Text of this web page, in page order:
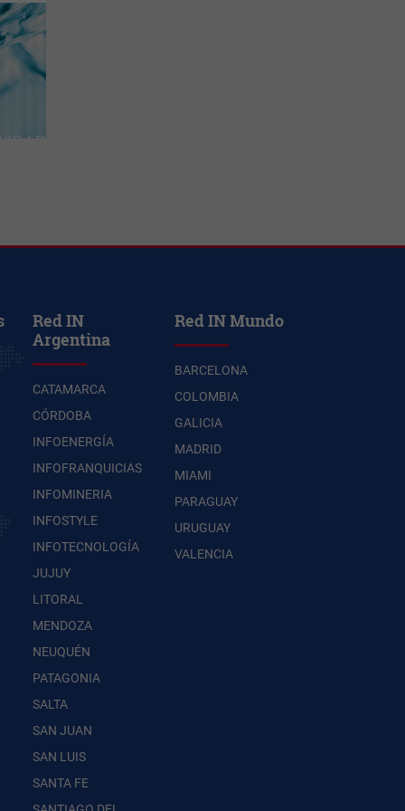
Red IN
Argentina
CATAMARCA
CÓRDOBA
INFOENERGÍA
INFOFRANQUICIAS
INFOMINERIA
INFOSTYLE
INFOTECNOLOGÍA
JUJUY
LITORAL
MENDOZA
NEUQUÉN
PATAGONIA
SALTA
SAN JUAN
SAN LUIS
SANTA FE
Red IN Mundo
BARCELONA
COLOMBIA
GALICIA
MADRID
MIAMI
PARAGUAY
URUGUAY
VALENCIA